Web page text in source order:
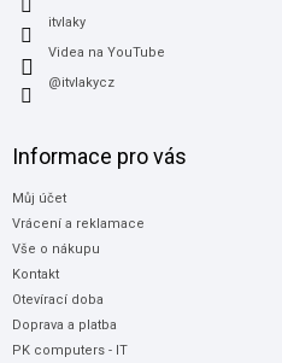
itvlaky
Videa na YouTube
@itvlakycz
Informace pro vás
Můj účet
Vrácení a reklamace
Vše o nákupu
Kontakt
Otevírací doba
Doprava a platba
PK computers - IT